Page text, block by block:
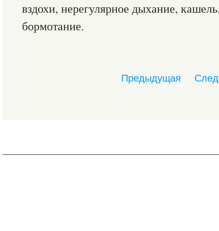
вздохи, нерегулярное дыхание,
бормотание.
Предыдущая